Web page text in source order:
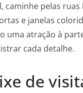
caminhe pelas
e janelas
uma atração à
cada detalhe.
de